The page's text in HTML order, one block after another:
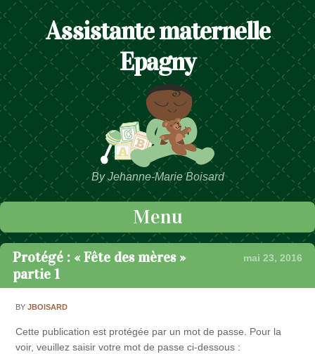
Assistante maternelle
Epagny
By Jehanne-Marie Boisard
Menu
Passer au contenu
Protégé : « Fête des mères »
partie 1
mai 23, 2016
BYJBOISARD
Cette publication est protégée par un mot de passe. Pour la
voir, veuillez saisir votre mot de passe ci-dessous :